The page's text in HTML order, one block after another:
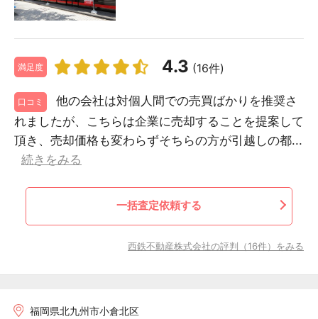
満足度 4.3 (16件)
口コミ
他の会社は対個人間での売買ばかりを推奨さ
れましたが、こちらは企業に売却することを提案して
頂き、売却価格も変わらずそちらの方が引越しの都...
続きをみる
一括査定依頼する
西鉄不動産株式会社の評判（16件）をみる
福岡県北九州市小倉北区